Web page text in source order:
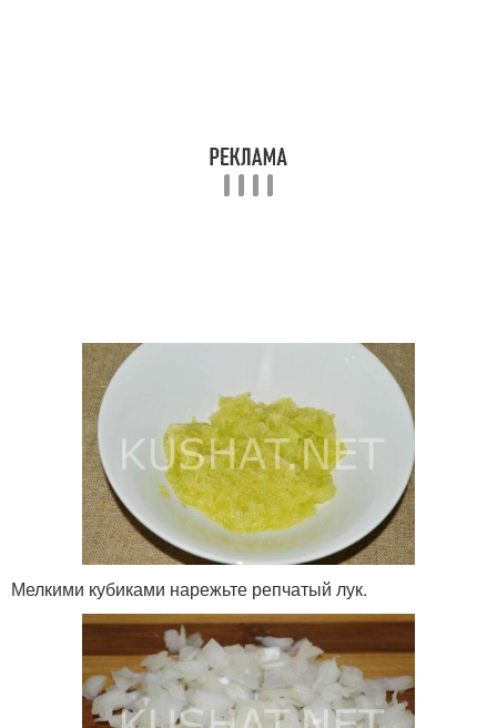
Мелкими кубиками нарежьте репчатый лук.